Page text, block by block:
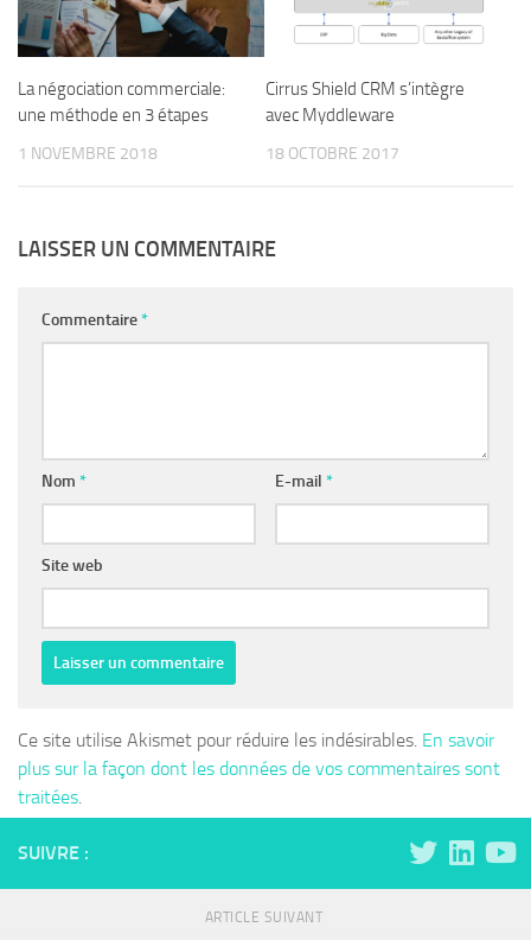
La négociation commerciale:
une méthode en 3 étapes
1 NOVEMBRE 2018
Cirrus Shield CRM s’intègre
avec Myddleware
18 OCTOBRE 2017
LAISSER UN COMMENTAIRE
Commentaire*
Nom * E-mail *
Site web
Ce site utilise Akismet pour réduire les indésirables. En savoir
plus sur la façon dont les données de vos commentaires sont
traitées.
SUIVRE :
ARTICLE SUIVANT